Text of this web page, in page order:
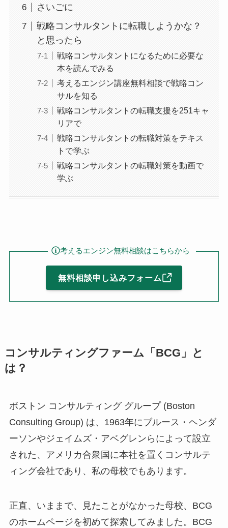
さいごに
戦略コンサルタントに転職しようかな？
と思ったら
戦略コンサルタントになるために必要な
本を読んでみる
考えるエンジン講座無料相談で戦略コン
サルを知る
戦略コンサルタントの転職支援を251キャ
リアで
戦略コンサルタントの転職対策をテキス
トで学ぶ
戦略コンサルタントの転職対策を動画で
学ぶ
考えるエンジン無料相談はこちらから
無料相談申し込みフォーム
コンサルティングファーム「BCG」と
は？
ボストン コンサルティング グループ (Boston
Consulting Group) は、1963年にブルース・ヘンダ
ーソンやジェイムズ・アベグレンらによって設立
された、アメリカ合衆国に本社を置くコンサルテ
ィング会社であり、私の母校でもあります。
正直、いままで、見たことがなかった母校、BCG
のホームページを初めて探索してみました。BCG